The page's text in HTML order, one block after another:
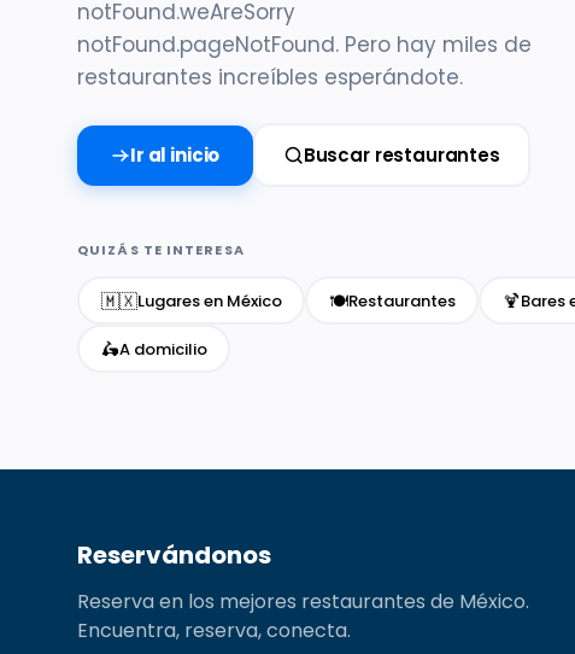
notFound.weAreSorry
notFound.pageNotFound. Pero hay miles de
restaurantes increíbles esperándote.
Ir al inicio Buscar restaurantes
QUIZÁS TE INTERESA
🇲🇽Lugares en México 🍽️Restaurantes 🍹Bares
🛵A domicilio
Reservándonos
Reserva en los mejores restaurantes de México.
Encuentra, reserva, conecta.